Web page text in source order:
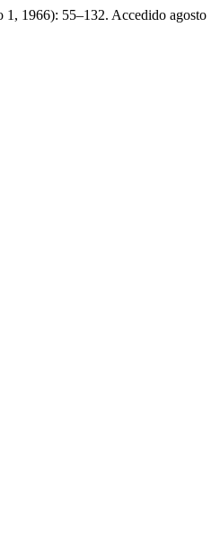
1, 1966): 55–132. Accedido agosto